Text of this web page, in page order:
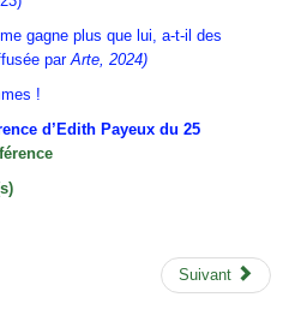
gagne plus que lui, a-t-il des
parArte, 2024)
!
d’Edith Payeux du 25
Suivant